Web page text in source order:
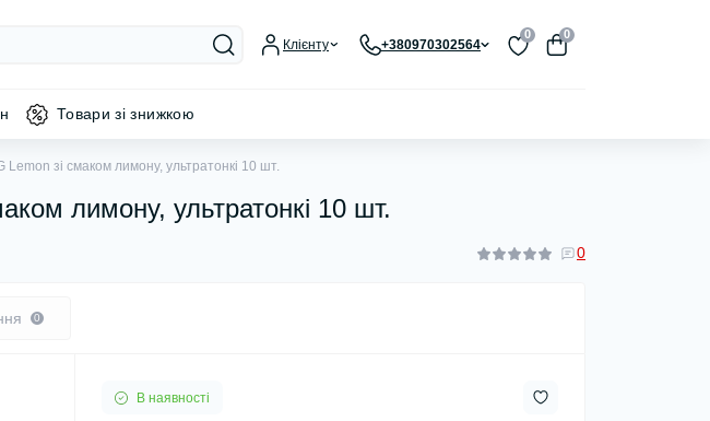
Клієнту +380970302564
0 0
Товари зі знижкою
зі смаком лимону, ультратонкі 10 шт.
лимону, ультратонкі 10 шт.
0
0
В наявності